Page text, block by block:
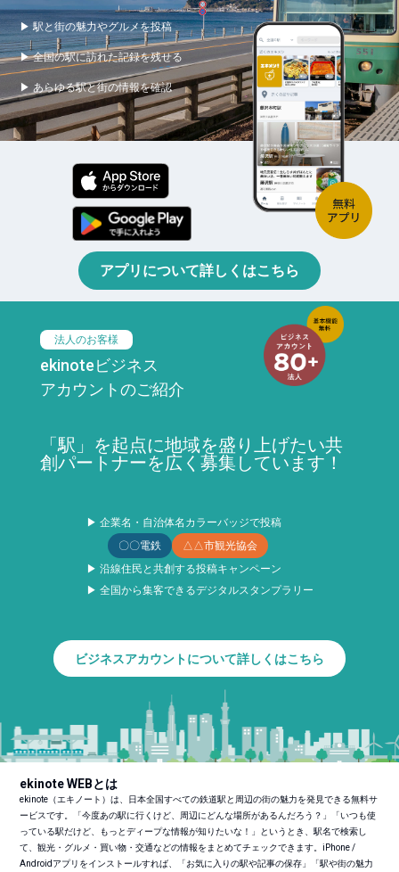
▶ 駅と街の魅力やグルメを投稿
▶ 全国の駅に訪れた記録を残せる
▶ あらゆる駅と街の情報を確認
アプリについて詳しくはこちら
法人のお客様
ekinoteビジネス
アカウントのご紹介
「駅」を起点に地域を盛り上げたい共
創パートナーを広く募集しています！
▶ 企業名・自治体名カラーバッジで投稿
〇〇電鉄
△△市観光協会
▶ 沿線住民と共創する投稿キャンペーン
▶ 全国から集客できるデジタルスタンプラリー
ビジネスアカウントについて詳しくはこちら
ekinote WEBとは
ekinote（エキノート）は、日本全国すべての鉄道駅と周辺の街の魅力を発見できる無料サ
ービスです。「今度あの駅に行くけど、周辺にどんな場所があるんだろう？」「いつも使
っている駅だけど、もっとディープな情報が知りたいな！」というとき、駅名で検索し
て、観光・グルメ・買い物・交通などの情報をまとめてチェックできます。iPhone /
Androidアプリをインストールすれば、「お気に入りの駅や記事の保存」「駅や街の魅力